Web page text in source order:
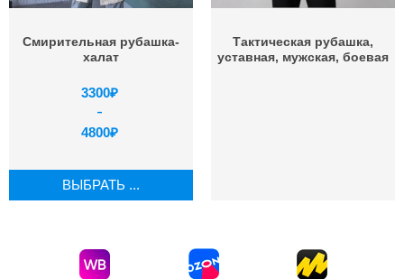
Смирительная рубашка-
халат
3300₽
–
4800₽
ВЫБРАТЬ ...
Тактическая рубашка,
уставная, мужская, боевая